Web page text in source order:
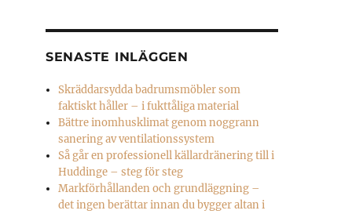
SENASTE INLÄGGEN
Skräddarsydda badrumsmöbler som
faktiskt håller – i fukttåliga material
Bättre inomhusklimat genom noggrann
sanering av ventilationssystem
Så går en professionell källardränering till i
Huddinge – steg för steg
Markförhållanden och grundläggning –
det ingen berättar innan du bygger altan i